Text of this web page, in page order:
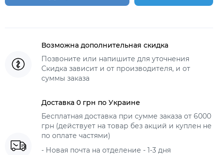
Возможна дополнительная скидка
Позвоните или напишите для уточнения
Скидка зависит и от производителя, и от
суммы заказа
Доставка 0 грн по Украине
Бесплатная доставка при сумме заказа от 6000
грн (действует на товар без акций и куплен не
по оплате частями)
- Новая почта на отделение - 1-3 дня